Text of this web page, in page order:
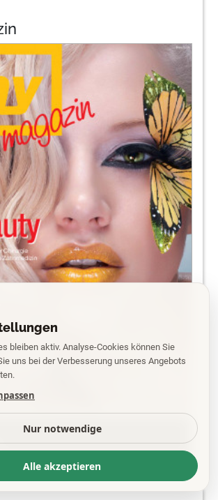
bleiben aktiv. Analyse-Cookies können Sie
uns bei der Verbesserung unseres Angebots
Nur notwendige
Alle akzeptieren